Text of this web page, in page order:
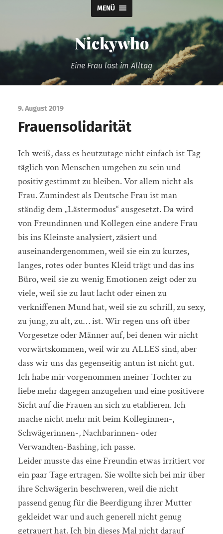
MENÜ
Nickywho
Eine Frau lost im Alltag
9. August 2019
Frauensolidarität
Ich weiß, dass es heutzutage nicht einfach ist Tag
täglich von Menschen umgeben zu sein und
positiv gestimmt zu bleiben. Vor allem nicht als
Frau. Zumindest als Deutsche Frau ist man
ständig dem „Lästermodus“ ausgesetzt. Da wird
von Freundinnen und Kollegen eine andere Frau
bis ins Kleinste analysiert, zäsiert und
auseinandergenommen, weil sie ein zu kurzes,
langes, rotes oder buntes Kleid trägt und das ins
Büro, weil sie zu wenig Emotionen zeigt oder zu
viele, weil sie zu laut lacht oder einen zu
verkniffenen Mund hat, weil sie zu schrill, zu sexy,
zu jung, zu alt, zu… ist. Wir regen uns oft über
Vorgesetze oder Männer auf, bei denen wir nicht
vorwärtskommen, weil wir zu ALLES sind, aber
dass wir uns das gegenseitig antun ist nicht gut.
Ich habe mir vorgenommen meiner Tochter zu
liebe mehr dagegen anzugehen und eine positivere
Sicht auf die Frauen an sich zu etablieren. Ich
mache nicht mehr mit beim Kolleginnen-,
Schwägerinnen-, Nachbarinnen- oder
Verwandten-Bashing, ich passe.
Leider musste das eine Freundin etwas irritiert vor
ein paar Tage ertragen. Sie wollte sich bei mir über
ihre Schwägerin beschweren, weil die nicht
passend genug für die Beerdigung ihrer Mutter
gekleidet war und auch generell nicht genug
getrauert hat. Ich bin dieses Mal nicht darauf